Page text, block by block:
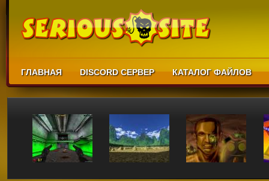
ГЛАВНАЯ DISCORD СЕРВЕР КАТАЛОГ ФАЙЛОВ